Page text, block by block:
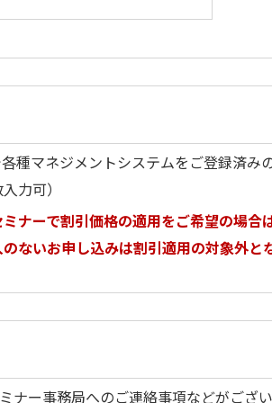
種マネジメントシステムをご登録済み
入力可）
ナーで割引価格の適用をご希望の場合
ないお申し込みは割引適用の対象外と
ナー事務局へのご連絡事項などがござ